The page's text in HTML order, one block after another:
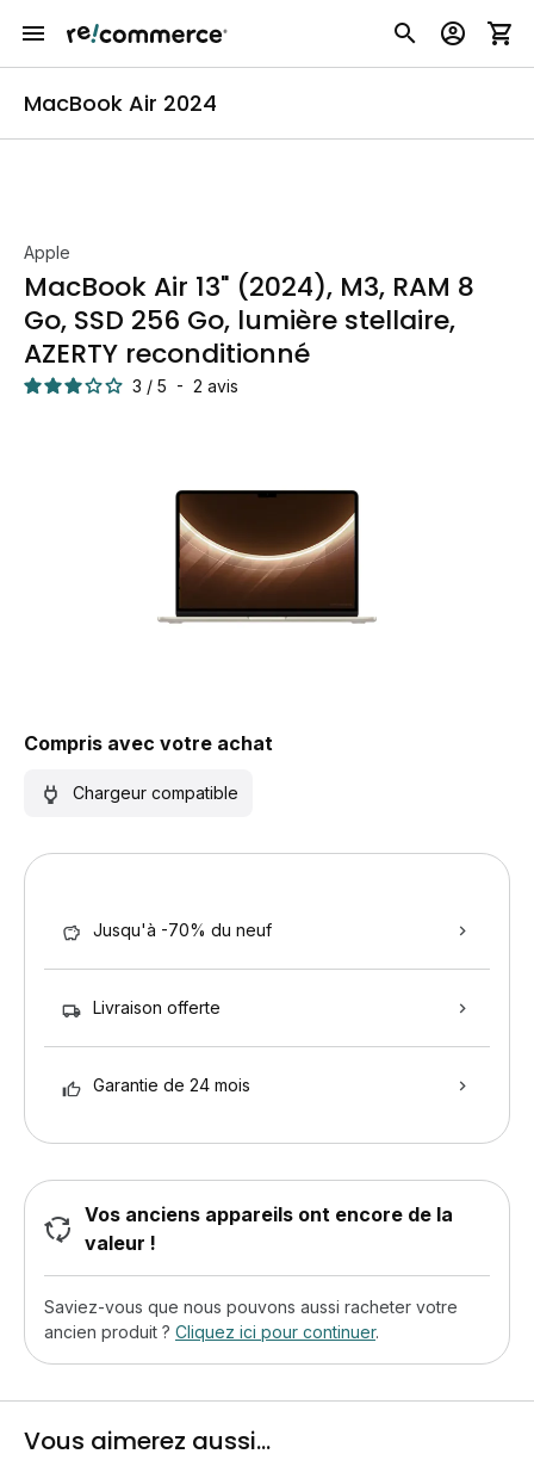
MacBook Air 2024
Apple
MacBook Air 13" (2024), M3, RAM 8
Go, SSD 256 Go, lumière stellaire,
AZERTY reconditionné
3 / 5 - 2 avis
Compris avec votre achat
Chargeur compatible
Jusqu'à -70% du neuf
Livraison offerte
Garantie de 24 mois
Vos anciens appareils ont encore de la
valeur !
Saviez-vous que nous pouvons aussi racheter votre
ancien produit ? Cliquez ici pour continuer.
Vous aimerez aussi...